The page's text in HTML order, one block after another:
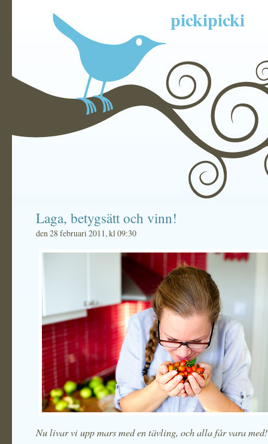
pickipicki
Laga, betygsätt och vinn!
den 28 februari 2011, kl 09:30
Nu livar vi upp mars med en tävling, och alla får vara med!